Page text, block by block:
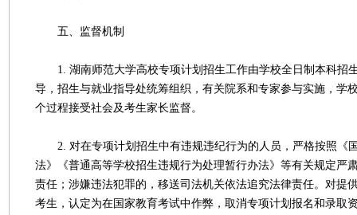
五、监督机制
1. 湖南师范大学高校专项计划招生工作由学校全日制本科招
导，招生与就业指导处统筹组织，有关院系和专家参与实施，学
个过程接受社会及考生家长监督。
2. 对在专项计划招生中有违规违纪行为的人员，严格按照《
法》《普通高等学校招生违规行为处理暂行办法》等有关规定严
责任；涉嫌违法犯罪的，移送司法机关依法追究法律责任。对提
考生，认定为在国家教育考试中作弊，取消专项计划报名和录取